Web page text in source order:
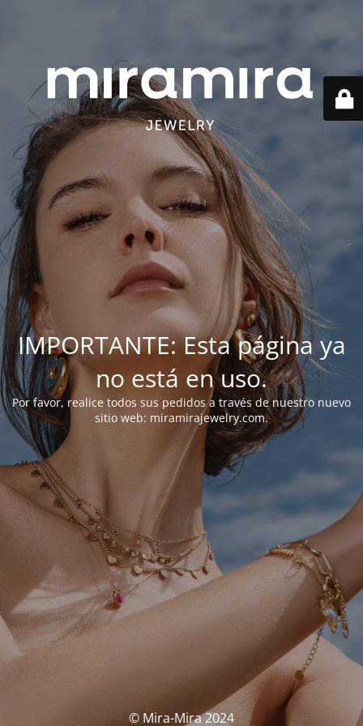
IMPORTANTE: Esta página ya
no está en uso.
Por favor, realice todos sus pedidos a través de nuestro nuevo
sitio web: miramirajewelry.com.
© Mira-Mira 2024